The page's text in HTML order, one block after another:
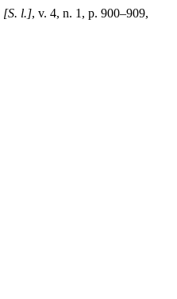
[S. l.], v. 4, n. 1, p. 900–909,